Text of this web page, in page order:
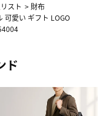
スト > 財布
可愛い ギフト LOGO
ド